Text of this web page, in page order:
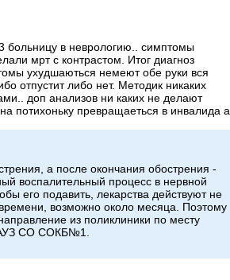
больницу в неврологию.. симптомы
мрт с контрастом. Итог диагноз
ухудшаються немеют обе руки вся
отпустит либо нет. Методик никаких
доп анализов ни каких не делают
потихоньку превращаеться в инвалида а
а после окончания обострения -
воспалительный процесс в нервной
его подавить, лекарства действуют не
возможно около месяца. Поэтому
из поликлиники по месту
СО СОКБ№1.